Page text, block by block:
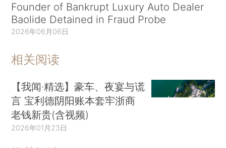
Founder of Bankrupt Luxury Auto Dealer
Baolide Detained in Fraud Probe
2026年06月06日
相关阅读
【我闻·精选】豪车、夜宴与谎
言 宝利德阴阳账本套牢浙商
老钱新贵(含视频)
2026年01月23日